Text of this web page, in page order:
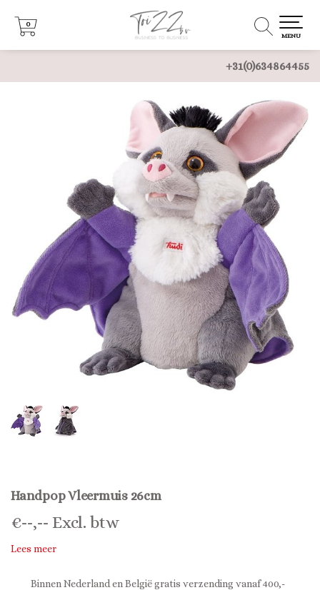
+31(0)634864455
0
0
MENU
Handpop Vleermuis 26cm
€--,-- Excl. btw
Lees meer
Binnen Nederland en België gratis verzending vanaf 400,-